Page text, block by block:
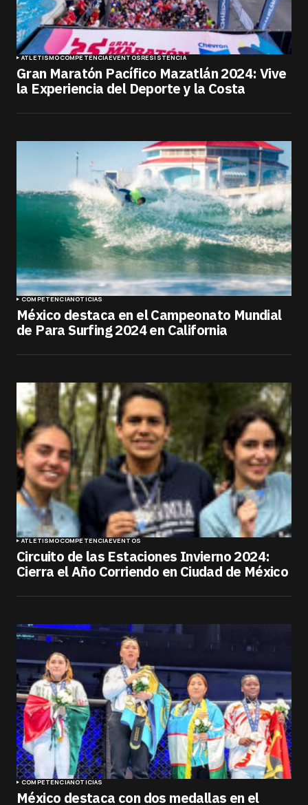
ATLETISMOCOMPETENCIAEVENTOSRESISTENCIA
Gran Maratón Pacífico Mazatlán 2024: Vive
la Experiencia del Deporte y la Costa
COMPETENCIANOTICIAS
México destaca en el Campeonato Mundial
de Para Surfing 2024 en California
ATLETISMOCOMPETENCIAEVENTOS
Circuito de las Estaciones Invierno 2024:
Cierra el Año Corriendo en Ciudad de México
COMPETENCIANOTICIAS
México destaca con dos medallas en el